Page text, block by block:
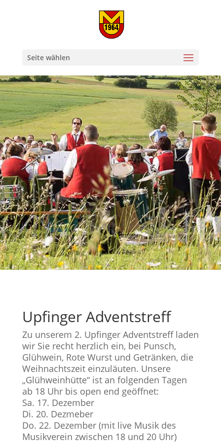
Seite wählen
Upfinger Adventstreff
Zu unserem 2. Upfinger Adventstreff laden
wir Sie recht herzlich ein, bei Punsch,
Glühwein, Rote Wurst und Getränken, die
Weihnachtszeit einzuläuten. Unsere
„Glühweinhütte“ ist an folgenden Tagen
ab 18 Uhr bis open end geöffnet:
Sa. 17. Dezember
Di. 20. Dezmeber
Do. 22. Dezember (mit live Musik des
Musikverein zwischen 18 und 20 Uhr)